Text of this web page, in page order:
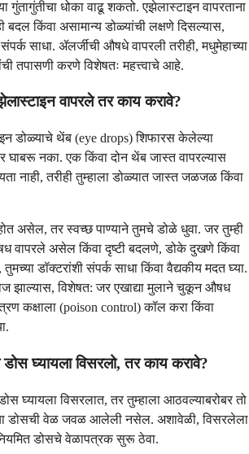
गुंतागुंतीचा धोका वाढू शकतो. एझेलास्टाइन वापरताना
बदल किंवा असामान्य डोळ्यांची लक्षणे दिसल्यास,
साधा. ॲलर्जीची औषधे वापरली तरीही, मधुमेहाच्या
तपासणी करणे विशेषतः महत्त्वाचे आहे.
वापरले तर काय करावे?
डोळ्याचे थेंब (eye drops) शिफारस केलेल्या
घाबरू नका. एक किंवा दोन थेंब जास्त वापरल्यास
नाही, तरीही तुम्हाला डोळ्यात जास्त जळजळ किंवा
असेल, तर स्वच्छ पाण्याने तुमचे डोळे धुवा. जर तुम्ही
वापरले असेल किंवा दृष्टी बदलणे, डोके दुखणे किंवा
डॉक्टरांशी संपर्क साधा किंवा वैद्यकीय मदत घ्या.
झाल्यास, विशेषत: जर एखाद्या मुलाने चुकून औषध
कक्षाला (poison control) कॉल करा किंवा
घ्यायला विसरलो, तर काय करावे?
घ्यायला विसरलात, तर तुम्हाला आठवल्याबरोबर तो
डोसची वेळ जवळ आलेली नसेल. अशावेळी, विसरलेला
डोसचे वेळापत्रक सुरू ठेवा.